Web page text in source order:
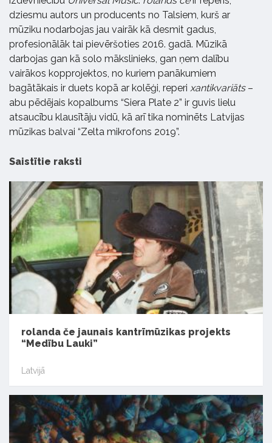
dziesmu autors un producents no Talsiem, kurš ar
mūziku nodarbojas jau vairāk kā desmit gadus,
profesionālāk tai pievēršoties 2016. gadā. Mūzikā
darbojas gan kā solo mākslinieks, gan ņem dalību
vairākos kopprojektos, no kuriem panākumiem
bagātākais ir duets kopā ar kolēģi, reperi xantikvariāts –
abu pēdējais kopalbums “Siera Plate 2” ir guvis lielu
atsaucību klausītāju vidū, kā arī tika nominēts Latvijas
mūzikas balvai “Zelta mikrofons 2019”.
Saistītie raksti
rolanda če jaunais kantrīmūzikas projekts
“Medību Lauki”
Latvijā